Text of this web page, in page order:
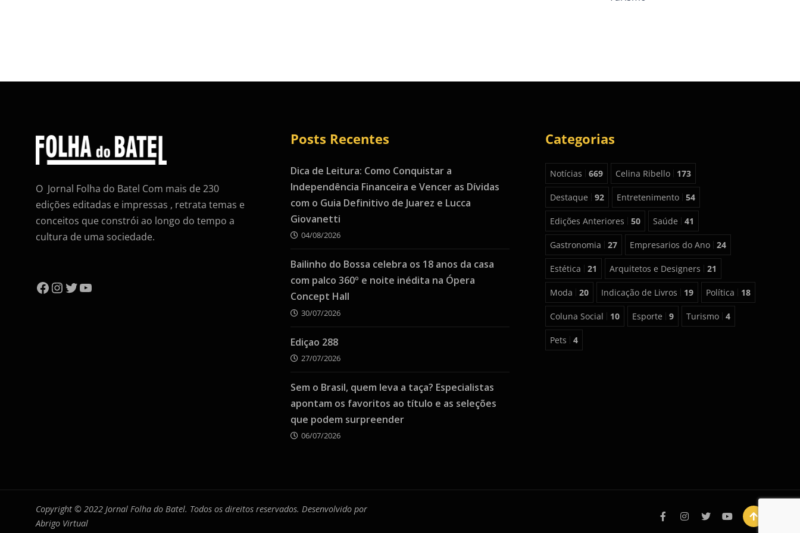
O Jornal Folha do Batel Com mais de 230
edições editadas e impressas , retrata temas e
conceitos que constrói ao longo do tempo a
cultura de uma sociedade.
Facebook
Instagram
Twitter
YouTube
Posts Recentes
Dica de Leitura: Como Conquistar a
Independência Financeira e Vencer as Dívidas
com o Guia Definitivo de Juarez e Lucca
Giovanetti
04/08/2026
Bailinho do Bossa celebra os 18 anos da casa
com palco 360º e noite inédita na Ópera
Concept Hall
30/07/2026
Ediçao 288
27/07/2026
Sem o Brasil, quem leva a taça? Especialistas
apontam os favoritos ao título e as seleções
que podem surpreender
06/07/2026
Categorias
Notícias 669 Celina Ribello 173
Destaque 92 Entretenimento 54
Edições Anteriores 50 Saúde 41
Gastronomia 27 Empresarios do Ano 24
Estética 21 Arquitetos e Designers 21
Moda 20 Indicação de Livros 19 Política 18
Coluna Social 10 Esporte 9 Turismo 4
Pets 4
Copyright © 2022 Jornal Folha do Batel. Todos os direitos reservados. Desenvolvido por
Abrigo Virtual